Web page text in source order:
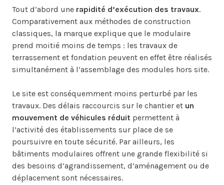
Tout d’abord une rapidité d’exécution des travaux.
Comparativement aux méthodes de construction
classiques, la marque explique que le modulaire
prend moitié moins de temps : les travaux de
terrassement et fondation peuvent en effet être réalisés
simultanément à l’assemblage des modules hors site.
Le site est conséquemment moins perturbé par les
travaux. Des délais raccourcis sur le chantier et un
mouvement de véhicules réduit permettent à
l’activité des établissements sur place de se
poursuivre en toute sécurité. Par ailleurs, les
bâtiments modulaires offrent une grande flexibilité si
des besoins d’agrandissement, d’aménagement ou de
déplacement sont nécessaires.